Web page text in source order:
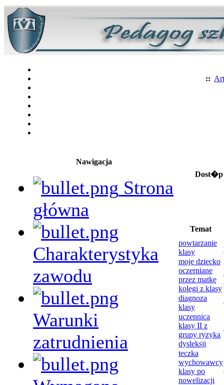
::
Nawigacja
Strona
główna
Charakterystyka
zawodu
Warunki
zatrudnienia
Dost�p
Temat
powtarzanie
klasy
moje dziecko
oczerniane
przez matkę
kolegi z klasy
diagnoza
klasy
uczennica
klasy II z
grupy ryzyka
dysleksji
teczka
wychowawcy
klasy po
nowelizacji